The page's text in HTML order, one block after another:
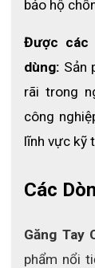
bảo hộ
Được các
dùng: Sản
rãi trong
công
lĩnh vực kỹ
Các
Găng Tay
phẩm nổi